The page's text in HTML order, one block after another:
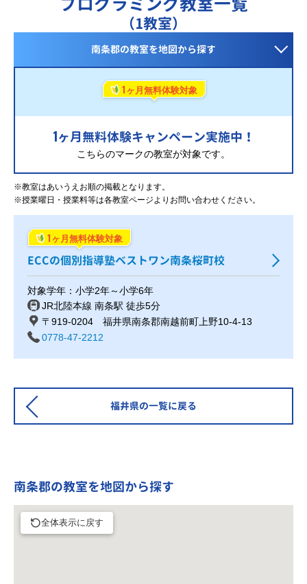
（1教室）
南条郡の教室を地図から探す
1 ヶ月無料体験対象
1ヶ月無料体験キャンペーン実施中！
こちらのマークの教室が対象です。
※教室はあいうえお順の掲載となります。
※授業曜日・授業料等は各教室ページよりお問い合わせください。
1 ヶ月無料体験対象
ECCの個別指導塾ベストワン南条桜町校
対象学年：小学2年～小学6年
JR北陸本線 南条駅 徒歩5分
〒919-0204 福井県南条郡南越前町上野10-4-13
0778-47-2212
福井県の一覧に戻る
南条郡の教室を地図から探す
全体表示に戻す